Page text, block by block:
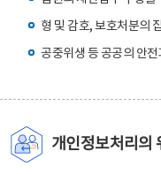
형 및 감호, 보호처분의
공중위생 등 공공의 안
개인정보처리의